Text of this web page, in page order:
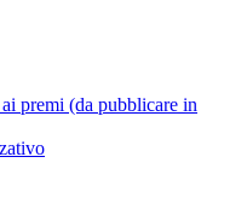
premi (da pubblicare in